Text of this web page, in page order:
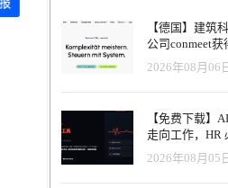
【德国】建筑
公司conmeet获
欧元种子轮融资
打造面向贸易
业的AI操作系
2026年08月06
【免费下载】
走向工作，HR
大变革｜2026
HRTech 行业观
2026年08月05